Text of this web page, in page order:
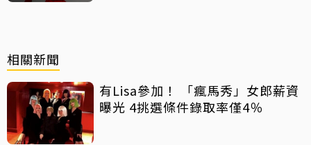
相關新聞
有Lisa參加！ 「瘋馬秀」女郎薪資
曝光 4挑選條件錄取率僅4％